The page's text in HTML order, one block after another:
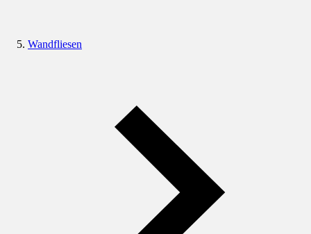
Wandfliesen